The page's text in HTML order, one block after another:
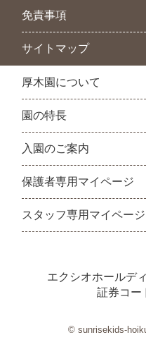
免責事項
サイトマップ
厚木園について
園の特長
入園のご案内
保護者専用マイページ
スタッフ専用マイページ
エクシオホールデ
証券コー
© sunrisekids-